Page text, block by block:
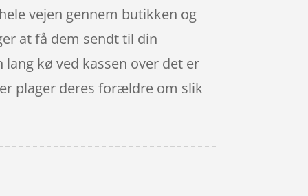
vejen gennem butikken og
at få dem sendt til din
kø ved kassen over det er
plager deres forældre om slik